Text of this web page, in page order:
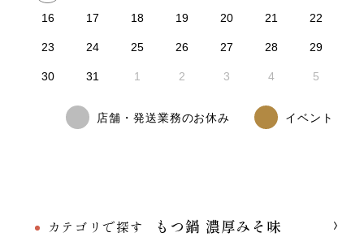
カテゴリで探す
もつ鍋 濃厚みそ味
16 17 18 19 20 21 22
23 24 25 26 27 28 29
30 31 1 2 3 4 5
店舗・発送業務のお休み イベント